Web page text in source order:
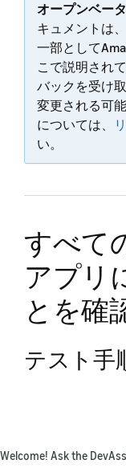
オープンベー
キュメントは
一部として
こで説明され
バックを受け
変更される可
については、
い。
すべて
アプリ
とを確
テスト手
IAPセクショ
Welcome! Ask the